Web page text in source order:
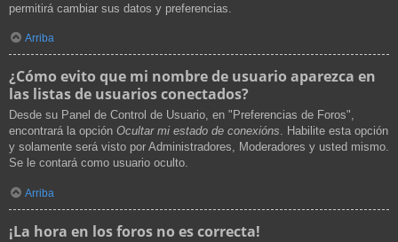
permitirá cambiar sus datos y preferencias.
Arriba
¿Cómo evito que mi nombre de usuario aparezca en
las listas de usuarios conectados?
Desde su Panel de Control de Usuario, en "Preferencias de Foros",
encontrará la opción Ocultar mi estado de conexións. Habilite esta opción
y solamente será visto por Administradores, Moderadores y usted mismo.
Se le contará como usuario oculto.
Arriba
¡La hora en los foros no es correcta!